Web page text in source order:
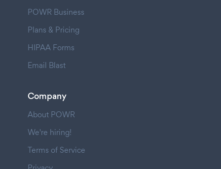
POWR Business
Plans & Pricing
HIPAA Forms
Email Blast
Company
About POWR
We're hiring!
Terms of Service